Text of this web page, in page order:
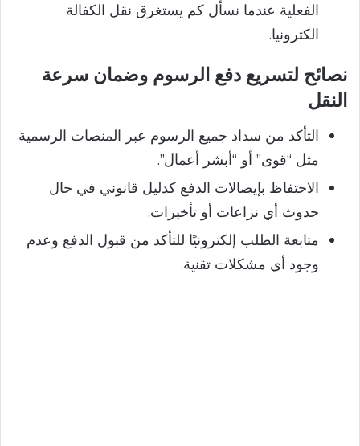
الفعلية عندما نسأل كم يستغرق نقل الكفالة
الكترونيا.
نصائح لتسريع دفع الرسوم وضمان سرعة
النقل
التأكد من سداد جميع الرسوم عبر المنصات الرسمية
مثل “قوى” أو “أبشر أعمال”.
الاحتفاظ بإيصالات الدفع كدليل قانوني في حال
حدوث أي نزاعات أو تأخيرات.
متابعة الطلب إلكترونيًا للتأكد من قبول الدفع وعدم
وجود أي مشكلات تقنية.